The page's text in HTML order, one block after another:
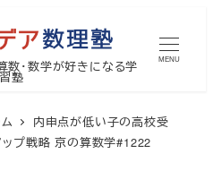
・数学が好きになる学
習塾
MENU
内申点が低い子の高校受
プ戦略 京の算数学#1222